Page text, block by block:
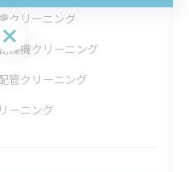
クリーニング
燥機クリーニング
管クリーニング
ーニング
合わせください